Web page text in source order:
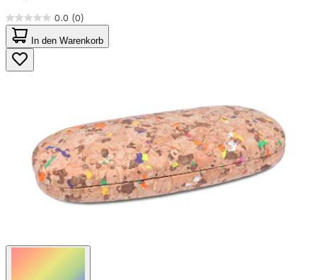
0.0 (0)
0.0
von
5
Sternen.
In den Warenkorb